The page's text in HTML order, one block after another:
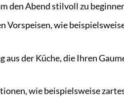
den Abend stilvoll zu
Vorspeisen, wie
aus der Küche, die Ihren
wie beispielsweise